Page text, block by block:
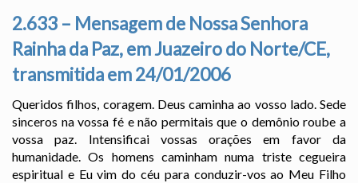
2.633 – Mensagem de Nossa Senhora
Rainha da Paz, em Juazeiro do Norte/CE,
transmitida em 24/01/2006
Queridos filhos, coragem. Deus caminha ao vosso lado. Sede
sinceros na vossa fé e não permitais que o demônio roube a
vossa paz. Intensificai vossas orações em favor da
humanidade. Os homens caminham numa triste cegueira
espiritual e Eu vim do céu para conduzir-vos ao Meu Filho